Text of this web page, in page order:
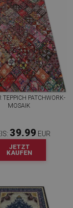
TEPPICH PATCHWORK-
MOSAIK
39.99 EUR
JETZT
KAUFEN